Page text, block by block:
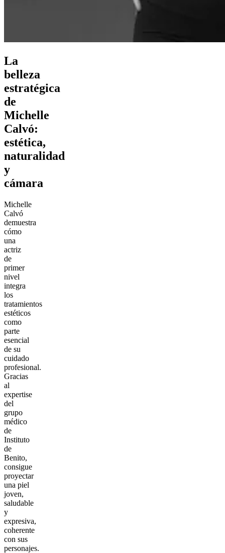
La
belleza
estratégica
de
Michelle
Calvó:
estética,
naturalidad
y
cámara
Michelle
Calvó
demuestra
cómo
una
actriz
de
primer
nivel
integra
los
tratamientos
estéticos
como
parte
esencial
de su
cuidado
profesional.
Gracias
al
expertise
del
grupo
médico
de
Instituto
de
Benito,
consigue
proyectar
una piel
joven,
saludable
y
expresiva,
coherente
con sus
personajes.